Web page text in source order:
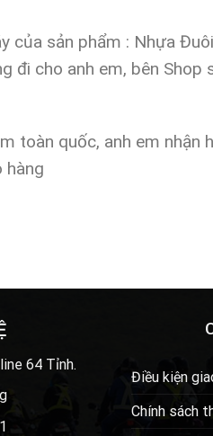
của sản phẩm : Nhựa
đi cho anh em, bên
toàn quốc, anh em nhận
hàng
64 Tỉnh.
Điều kiện
Chính sách